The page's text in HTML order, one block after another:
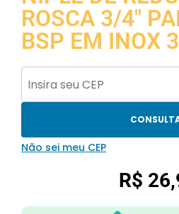
ROSCA 3/4″
BSP EM INOX
Não sei meu CEP
R$